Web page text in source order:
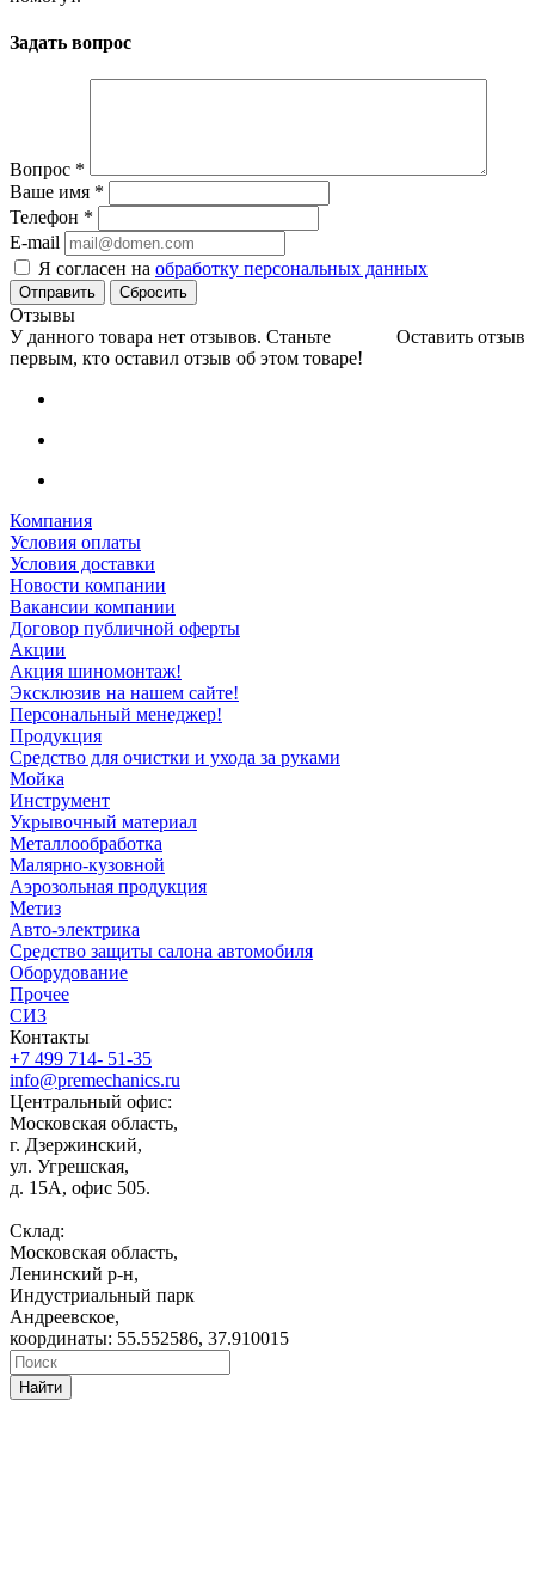
Задать вопрос
Вопрос *
Ваше имя *
Телефон *
E-mail
Я согласен на обработку персональных данных
Сбросить
Отзывы
Оставить отзыв
У данного товара нет отзывов. Станьте
первым, кто оставил отзыв об этом товаре!
Компания
Условия оплаты
Условия доставки
Новости компании
Вакансии компании
Договор публичной оферты
Акции
Акция шиномонтаж!
Эксклюзив на нашем сайте!
Персональный менеджер!
Продукция
Средство для очистки и ухода за руками
Мойка
Инструмент
Укрывочный материал
Металлообработка
Малярно-кузовной
Аэрозольная продукция
Метиз
Авто-электрика
Средство защиты салона автомобиля
Оборудование
Прочее
СИЗ
Контакты
+7 499 714- 51-35
info@premechanics.ru
Центральный офис:
Московская область,
г. Дзержинский,
ул. Угрешская,
д. 15А, офис 505.
Склад:
Московская область,
Ленинский р-н,
Индустриальный парк
Андреевское,
координаты: 55.552586, 37.910015
Найти